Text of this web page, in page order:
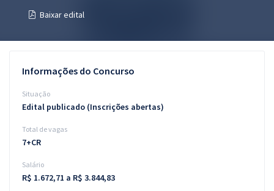
Conteúdo gratuito
Aprovados
Baixar edital
Informações do Concurso
Situação
Edital publicado (Inscrições abertas)
Total de vagas
7+CR
Salário
R$ 1.672,71 a R$ 3.844,83